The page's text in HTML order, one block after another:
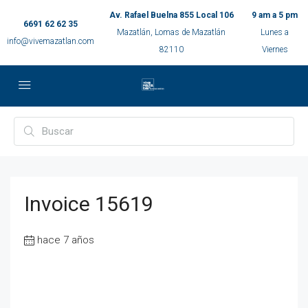
6691 62 62 35
info@vivemazatlan.com
Av. Rafael Buelna 855 Local 106
Mazatlán, Lomas de Mazatlán
82110
9 am a 5 pm
Lunes a
Viernes
Invoice 15619
hace 7 años